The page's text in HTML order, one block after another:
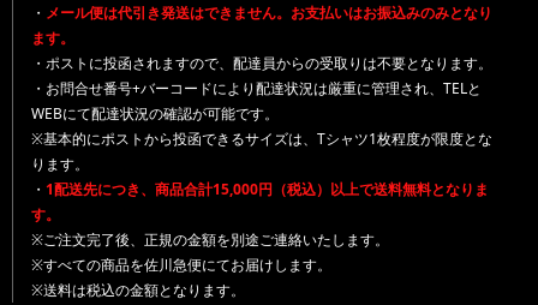
・ メール便は代引き発送はできません。お支払いはお振込みのみとなり
ます。
・ポストに投函されますので、配達員からの受取りは不要となります。
・お問合せ番号+バーコードにより配達状況は厳重に管理され、TELと
WEBにて配達状況の確認が可能です。
※基本的にポストから投函できるサイズは、Tシャツ1枚程度が限度とな
ります。
・ 1配送先につき、商品合計15,000円（税込）以上で送料無料となりま
す。
※ご注文完了後、正規の金額を別途ご連絡いたします。
※すべての商品を佐川急便にてお届けします。
※送料は税込の金額となります。